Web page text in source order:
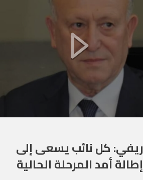
ريفي: كل نائب يسعى إلى
إطالة أمد المرحلة الحالية